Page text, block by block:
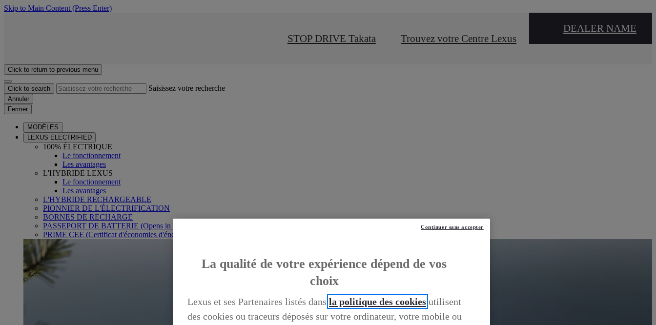
Skip to Main Content (Press Enter)
STOP DRIVE Takata Trouvez votre Centre Lexus
DEALER NAME
Click to return to previous menu
Click to search Saisissez votre recherche
Annuler
Fermer
MODÈLES
LEXUS ELECTRIFIED
100% ÉLECTRIQUE
Le fonctionnement
Les avantages
L'HYBRIDE LEXUS
Le fonctionnement
Les avantages
L'HYBRIDE RECHARGEABLE
PIONNIER DE L'ÉLECTRIFICATION
BORNES DE RECHARGE
PASSEPORT DE BATTERIE (Opens in new window)
PRIME CEE (Certificat d'économies d'énergie)
La qualité de votre expérience dépend de vos
choix
Lexus et ses Partenaires listés dans la politique des cookies utilisent
des cookies ou traceurs déposés sur votre ordinateur, votre mobile ou
Continuer sans accepter